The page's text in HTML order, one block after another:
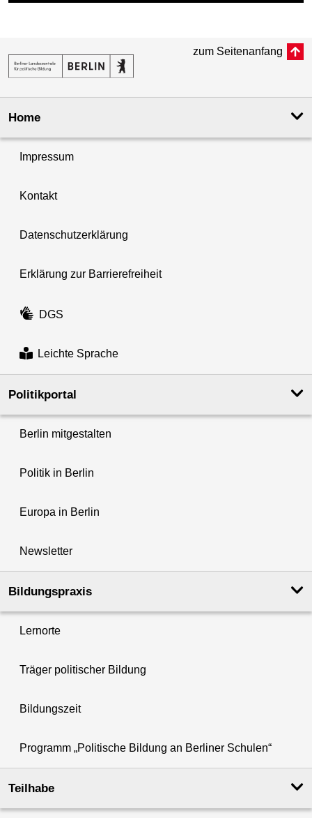
zum Seitenanfang
Home
Impressum
Kontakt
Datenschutzerklärung
Erklärung zur Barrierefreiheit
DGS
Leichte Sprache
Politikportal
Berlin mitgestalten
Politik in Berlin
Europa in Berlin
Newsletter
Bildungspraxis
Lernorte
Träger politischer Bildung
Bildungszeit
Programm „Politische Bildung an Berliner Schulen“
Teilhabe